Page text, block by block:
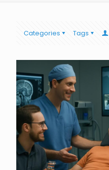
Categories Tags